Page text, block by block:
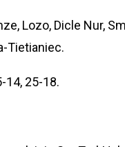
Lozo, Dicle Nur,
Tietianiec.
14, 25-18.